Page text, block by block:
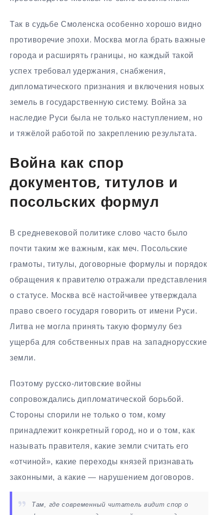
Так в судьбе Смоленска особенно хорошо видно
противоречие эпохи. Москва могла брать важные
города и расширять границы, но каждый такой
успех требовал удержания, снабжения,
дипломатического признания и включения новых
земель в государственную систему. Война за
наследие Руси была не только наступлением, но
и тяжёлой работой по закреплению результата.
Война как спор
документов, титулов и
посольских формул
В средневековой политике слово часто было
почти таким же важным, как меч. Посольские
грамоты, титулы, договорные формулы и порядок
обращения к правителю отражали представления
о статусе. Москва всё настойчивее утверждала
право своего государя говорить от имени Руси.
Литва не могла принять такую формулу без
ущерба для собственных прав на западнорусские
земли.
Поэтому русско-литовские войны
сопровождались дипломатической борьбой.
Стороны спорили не только о том, кому
принадлежит конкретный город, но и о том, как
называть правителя, какие земли считать его
«отчиной», какие переходы князей признавать
законными, а какие — нарушением договоров.
Там, где современный читатель видит спор о